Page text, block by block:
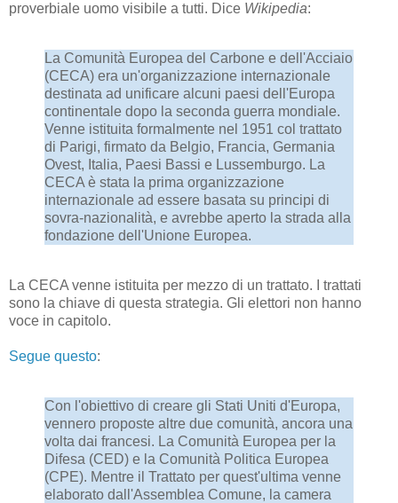
proverbiale uomo visibile a tutti. Dice Wikipedia:
La Comunità Europea del Carbone e dell'Acciaio
(CECA) era un'organizzazione internazionale
destinata ad unificare alcuni paesi dell'Europa
continentale dopo la seconda guerra mondiale.
Venne istituita formalmente nel 1951 col trattato
di Parigi, firmato da Belgio, Francia, Germania
Ovest, Italia, Paesi Bassi e Lussemburgo. La
CECA è stata la prima organizzazione
internazionale ad essere basata su principi di
sovra-nazionalità, e avrebbe aperto la strada alla
fondazione dell'Unione Europea.
La CECA venne istituita per mezzo di un trattato. I trattati
sono la chiave di questa strategia. Gli elettori non hanno
voce in capitolo.
Segue questo:
Con l'obiettivo di creare gli Stati Uniti d'Europa,
vennero proposte altre due comunità, ancora una
volta dai francesi. La Comunità Europea per la
Difesa (CED) e la Comunità Politica Europea
(CPE). Mentre il Trattato per quest'ultima venne
elaborato dall'Assemblea Comune, la camera